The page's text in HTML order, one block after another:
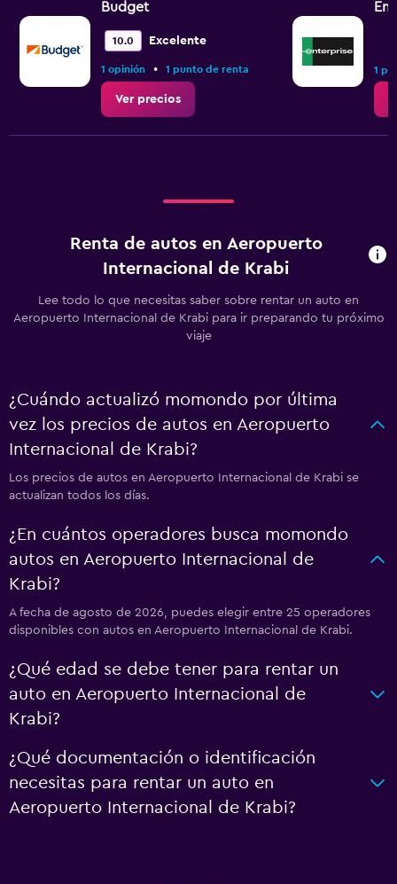
Budget
10.0 Excelente
1 opinión • 1 punto de renta
Ver precios
1
Renta de autos en Aeropuerto
Internacional de Krabi
Lee todo lo que necesitas saber sobre rentar un auto en
Aeropuerto Internacional de Krabi para ir preparando tu próximo
viaje
¿Cuándo actualizó momondo por última
vez los precios de autos en Aeropuerto
Internacional de Krabi?
Los precios de autos en Aeropuerto Internacional de Krabi se
actualizan todos los días.
¿En cuántos operadores busca momondo
autos en Aeropuerto Internacional de
Krabi?
A fecha de agosto de 2026, puedes elegir entre 25 operadores
disponibles con autos en Aeropuerto Internacional de Krabi.
¿Qué edad se debe tener para rentar un
auto en Aeropuerto Internacional de
Krabi?
¿Qué documentación o identificación
necesitas para rentar un auto en
Aeropuerto Internacional de Krabi?